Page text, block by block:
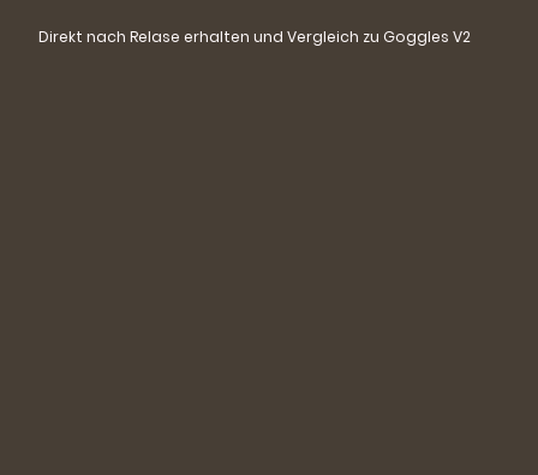
Direkt nach Relase erhalten und Vergleich zu Goggles V2